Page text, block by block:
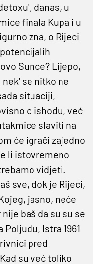
danas, u
finala Kupa i u
zna, o Rijeci
Sunce? Lijepo,
se nitko ne
situaciji,
o ishodu, već
slaviti na
će igrači zajedno
li istovremeno
vidjeti.
sve, dok je Rijeci,
jasno, neće
baš da su su se
Istra 1961
pred
su već toliko